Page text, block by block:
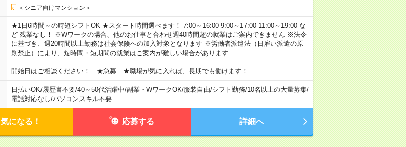
＜シニア向けマンション＞
★1日6時間～の時短シフトOK ★スタート時間選べます！ 7:00～16:00 9:00～17:00 11:00～19:00 な
ど 残業なし！ ※Wワークの場合、他のお仕事と合わせ週40時間超の就業はご案内できません ※法令
に基づき、週20時間以上勤務は社会保険への加入対象となります ※労働者派遣法（日雇い派遣の原
則禁止）により、短時間・短期間の就業はご案内が難しい場合があります
開始日はご相談ください！ ★急募 ★職場が気に入れば、長期でも働けます！
日払いOK/履歴書不要/40～50代活躍中/副業・WワークOK/服装自由/シフト勤務/10名以上の大量募集/
電話対応なし/パソコンスキル不要
気になる！ 応募する 詳細へ